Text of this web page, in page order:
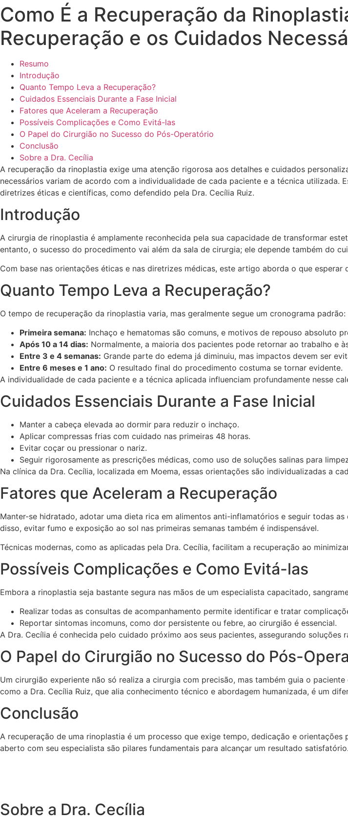
Como É a Recuperação da
Recuperação e os Cuidados
Resumo
Introdução
Quanto Tempo Leva a Recuperação?
Cuidados Essenciais Durante a Fase Inicial
Fatores que Aceleram a Recuperação
Possíveis Complicações e Como Evitá-las
O Papel do Cirurgião no Sucesso do Pós-Operatório
Conclusão
Sobre a Dra. Cecília
A recuperação da rinoplastia exige uma atenção rigorosa aos detalhes e cuidados
necessários variam de acordo com a individualidade de cada paciente e a técnica
diretrizes éticas e científicas, como defendido pela Dra. Cecília Ruiz.
Introdução
A cirurgia de rinoplastia é amplamente reconhecida pela sua capacidade de transformar
entanto, o sucesso do procedimento vai além da sala de cirurgia; ele depende também do
Com base nas orientações éticas e nas diretrizes médicas, este artigo aborda o que
Quanto Tempo Leva a Recuperação?
O tempo de recuperação da rinoplastia varia, mas geralmente segue um cronograma padrão:
Primeira semana: Inchaço e hematomas são comuns, e motivos de repouso absoluto
Após 10 a 14 dias: Normalmente, a maioria dos pacientes pode retornar ao trabalho e
Entre 3 e 4 semanas: Grande parte do edema já diminuiu, mas impactos devem ser
Entre 6 meses e 1 ano: O resultado final do procedimento costuma se tornar evidente.
A individualidade de cada paciente e a técnica aplicada influenciam profundamente nesse
Cuidados Essenciais Durante a Fase Inicial
Manter a cabeça elevada ao dormir para reduzir o inchaço.
Aplicar compressas frias com cuidado nas primeiras 48 horas.
Evitar coçar ou pressionar o nariz.
Seguir rigorosamente as prescrições médicas, como uso de soluções salinas para
Na clínica da Dra. Cecília, localizada em Moema, essas orientações são individualizadas a
Fatores que Aceleram a Recuperação
Manter-se hidratado, adotar uma dieta rica em alimentos anti-inflamatórios e seguir todas
disso, evitar fumo e exposição ao sol nas primeiras semanas também é indispensável.
Técnicas modernas, como as aplicadas pela Dra. Cecília, facilitam a recuperação ao
Possíveis Complicações e Como Evitá-las
Embora a rinoplastia seja bastante segura nas mãos de um especialista capacitado,
Realizar todas as consultas de acompanhamento permite identificar e tratar
Reportar sintomas incomuns, como dor persistente ou febre, ao cirurgião é essencial.
A Dra. Cecília é conhecida pelo cuidado próximo aos seus pacientes, assegurando soluções
O Papel do Cirurgião no Sucesso do Pós-
Um cirurgião experiente não só realiza a cirurgia com precisão, mas também guia o
como a Dra. Cecília Ruiz, que alia conhecimento técnico e abordagem humanizada, é um
Conclusão
A recuperação de uma rinoplastia é um processo que exige tempo, dedicação e
aberto com seu especialista são pilares fundamentais para alcançar um resultado satisfatório.
Sobre a Dra. Cecília